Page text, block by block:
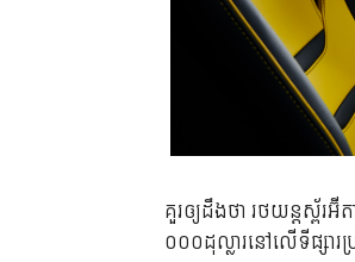
គួរឲ្យដឹងថា រថយន្តស្ព័រ
០០០ដុល្លារនៅលើទីផ្សារ